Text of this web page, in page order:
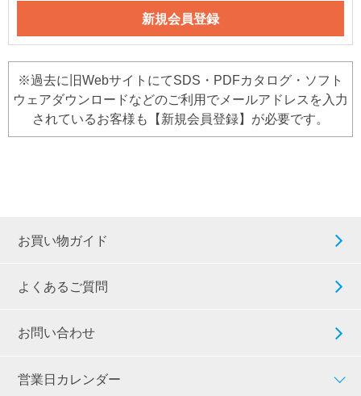
※過去に旧WebサイトにてSDS・PDFカタログ・ソフト
ウェアダウンロードなどのご利用でメールアドレスを入力
されているお客様も【新規会員登録】が必要です。
お買い物ガイド
よくあるご質問
お問い合わせ
営業日カレンダー